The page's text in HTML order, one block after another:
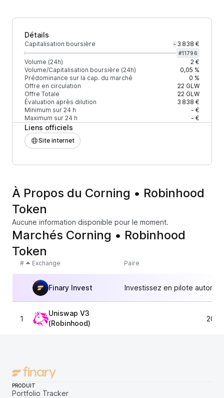
Détails
Capitalisation boursière - 3 838 €
#11796
Volume (24h)
2 €
Volume/Capitalisation boursière (24h)
0,05 %
Prédominance sur la cap. du marché
0 %
Offre en circulation
22GLW
Offre Totale
22GLW
Évaluation après dilution
3 838 €
Minimum sur 24 h
- €
Maximum sur 24 h
- €
Liens officiels
Site internet
À Propos du Corning • Robinhood
Token
Aucune information disponible pour le moment.
Marchés Corning • Robinhood
Token
# Exchange Paire
Finary Invest Investissez en pilote
1
Uniswap V3
(Robinhood)
PRODUIT
Portfolio Tracker